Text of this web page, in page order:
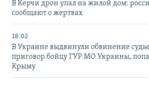
В Керчи дрон упал на жилой дом:
сообщают о жертвах
18:02
В Украине выдвинули обвинение
приговор бойцу ГУР МО Украины,
Крыму